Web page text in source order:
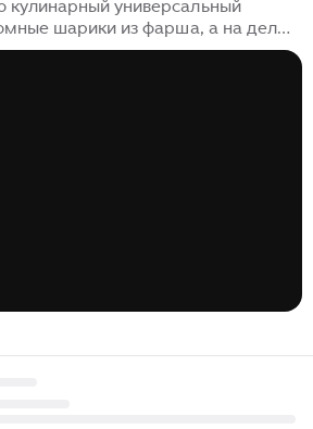
кулинарный универсальный
шарики из фарша, а на деле
глобальных вкусов. Меняешь